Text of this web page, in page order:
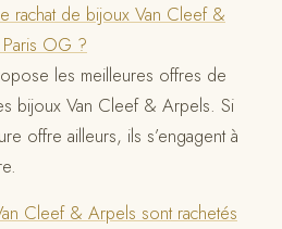
rachat de bijoux Van Cleef &
OG ?
les meilleures offres de
bijoux Van Cleef & Arpels. Si
offre ailleurs, ils s’engagent à
Cleef & Arpels sont rachetés